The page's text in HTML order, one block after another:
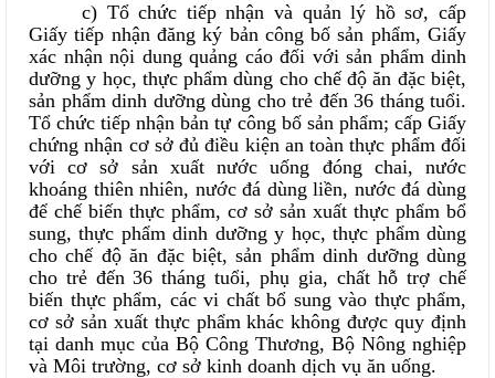
c) Tổ chức tiếp nhận và quản lý hồ sơ, cấp
Giấy tiếp nhận đăng ký bản công bố sản phẩm, Giấy
xác nhận nội dung quảng cáo đối với sản phẩm dinh
dưỡng y học, thực phẩm dùng cho chế độ ăn đặc biệt,
sản phẩm dinh dưỡng dùng cho trẻ đến 36 tháng tuổi.
Tổ chức tiếp nhận bản tự công bố sản phẩm; cấp Giấy
chứng nhận cơ sở đủ điều kiện an toàn thực phẩm đối
với cơ sở sản xuất nước uống đóng chai, nước
khoáng thiên nhiên, nước đá dùng liền, nước đá dùng
để chế biến thực phẩm, cơ sở sản xuất thực phẩm bổ
sung, thực phẩm dinh dưỡng y học, thực phẩm dùng
cho chế độ ăn đặc biệt, sản phẩm dinh dưỡng dùng
cho trẻ đến 36 tháng tuổi, phụ gia, chất hỗ trợ chế
biến thực phẩm, các vi chất bổ sung vào thực phẩm,
cơ sở sản xuất thực phẩm khác không được quy định
tại danh mục của Bộ Công Thương, Bộ Nông nghiệp
và Môi trường, cơ sở kinh doanh dịch vụ ăn uống.